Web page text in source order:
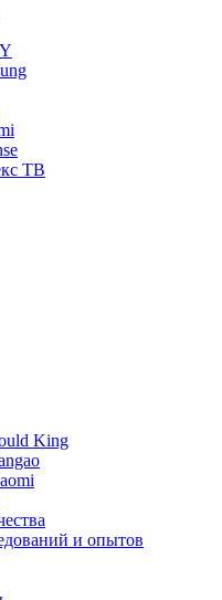
ТВ
King
и опытов